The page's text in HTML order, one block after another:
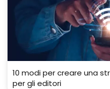
10 modi per creare una
per gli editori